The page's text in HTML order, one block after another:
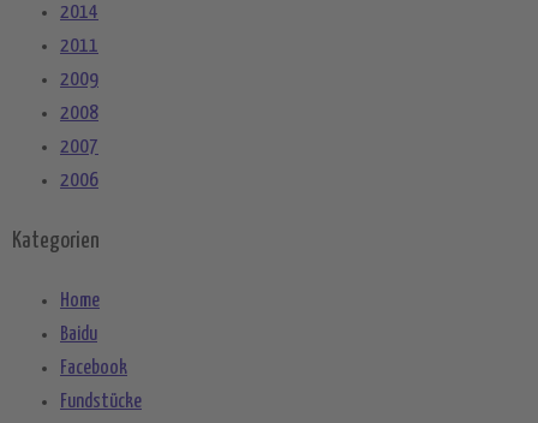
2014
2011
2009
2008
2007
2006
Kategorien
Home
Baidu
Facebook
Fundstücke